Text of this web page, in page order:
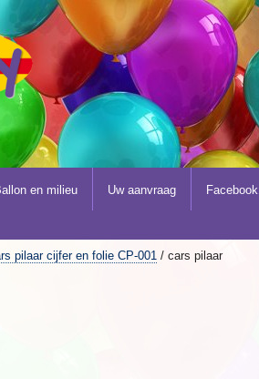
en milieu Uw aanvraag Facebook
pilaar cijfer en folie CP-001 / cars pilaar